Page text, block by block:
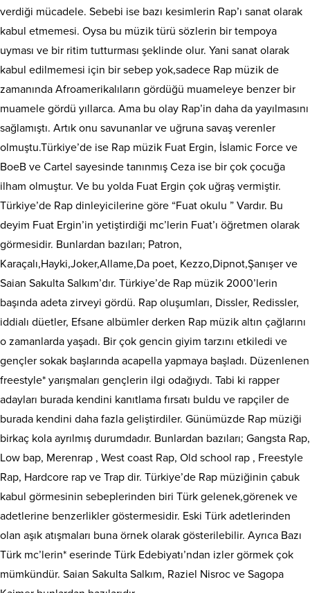
verdiği mücadele. Sebebi ise bazı kesimlerin Rap’ı sanat olarak
kabul etmemesi. Oysa bu müzik türü sözlerin bir tempoya
uyması ve bir ritim tutturması şeklinde olur. Yani sanat olarak
kabul edilmemesi için bir sebep yok,sadece Rap müzik de
zamanında Afroamerikalıların gördüğü muameleye benzer bir
muamele gördü yıllarca. Ama bu olay Rap’in daha da yayılmasını
sağlamıştı. Artık onu savunanlar ve uğruna savaş verenler
olmuştu.Türkiye’de ise Rap müzik Fuat Ergin, İslamic Force ve
BoeB ve Cartel sayesinde tanınmış Ceza ise bir çok çocuğa
ilham olmuştur. Ve bu yolda Fuat Ergin çok uğraş vermiştir.
Türkiye’de Rap dinleyicilerine göre “Fuat okulu ” Vardır. Bu
deyim Fuat Ergin’in yetiştirdiği mc’lerin Fuat’ı öğretmen olarak
görmesidir. Bunlardan bazıları; Patron,
Karaçalı,Hayki,Joker,Allame,Da poet, Kezzo,Dipnot,Şanışer ve
Saian Sakulta Salkım’dır. Türkiye’de Rap müzik 2000’lerin
başında adeta zirveyi gördü. Rap oluşumları, Dissler, Redissler,
iddialı düetler, Efsane albümler derken Rap müzik altın çağlarını
o zamanlarda yaşadı. Bir çok gencin giyim tarzını etkiledi ve
gençler sokak başlarında acapella yapmaya başladı. Düzenlenen
freestyle* yarışmaları gençlerin ilgi odağıydı. Tabi ki rapper
adayları burada kendini kanıtlama fırsatı buldu ve rapçiler de
burada kendini daha fazla geliştirdiler. Günümüzde Rap müziği
birkaç kola ayrılmış durumdadır. Bunlardan bazıları; Gangsta Rap,
Low bap, Merenrap , West coast Rap, Old school rap , Freestyle
Rap, Hardcore rap ve Trap dir. Türkiye’de Rap müziğinin çabuk
kabul görmesinin sebeplerinden biri Türk gelenek,görenek ve
adetlerine benzerlikler göstermesidir. Eski Türk adetlerinden
olan aşık atışmaları buna örnek olarak gösterilebilir. Ayrıca Bazı
Türk mc’lerin* eserinde Türk Edebiyatı’ndan izler görmek çok
mümkündür. Saian Sakulta Salkım, Raziel Nisroc ve Sagopa